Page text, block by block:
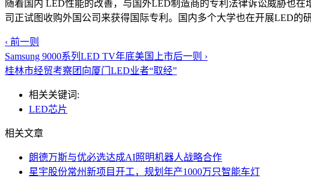
随着国内 LED性能的改善，与国外LED制造商的专利法律诉讼威胁也
司正试图收购外国公司来获得国际专利。国内多个大学也在开展LED的
‹ 前一则
Samsung 9000系列LED TV年底美国上市后一则 ›
桂林市经贸考察团向厦门LED业者“取经”
相关关键词:
LED芯片
相关文章
朗德万斯与优必选达成AI照明机器人战略合作
星宇股份常州新项目开工，规划年产1000万只智能车灯